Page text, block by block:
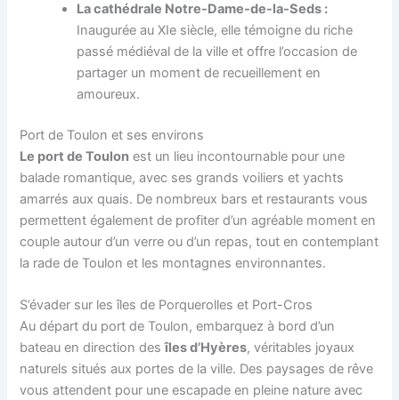
La cathédrale Notre-Dame-de-la-Seds :
Inaugurée au XIe siècle, elle témoigne du riche
passé médiéval de la ville et offre l’occasion de
partager un moment de recueillement en
amoureux.
Port de Toulon et ses environs
Le port de Toulon est un lieu incontournable pour une
balade romantique, avec ses grands voiliers et yachts
amarrés aux quais. De nombreux bars et restaurants vous
permettent également de profiter d’un agréable moment en
couple autour d’un verre ou d’un repas, tout en contemplant
la rade de Toulon et les montagnes environnantes.
S’évader sur les îles de Porquerolles et Port-Cros
Au départ du port de Toulon, embarquez à bord d’un
bateau en direction desîles d’Hyères, véritables joyaux
naturels situés aux portes de la ville. Des paysages de rêve
vous attendent pour une escapade en pleine nature avec